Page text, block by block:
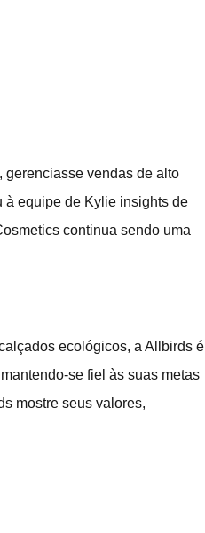
gerenciasse vendas de alto
à equipe de Kylie insights de
continua sendo uma
ecológicos, a Allbirds é
se fiel às suas metas
mostre seus valores,